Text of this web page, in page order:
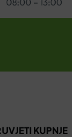
UVJETI KUPNJE